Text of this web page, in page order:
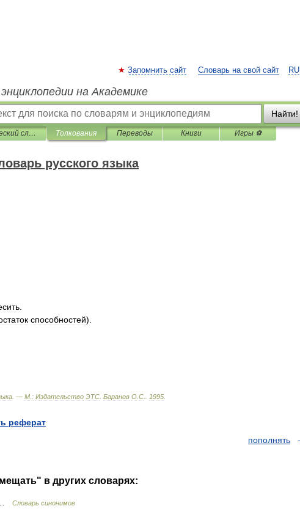
RU
Запомнить сайт Словарь на свой сайт
на Академике
Найти!
Идеографический словарь русского языка Толкования Переводы Книги Игры ⚽
русского языка
способностей).
. — М : Издательство ЭТС Баранов О С 1995
реферат
пополнять
в других словарях:
… Словарь синонимов